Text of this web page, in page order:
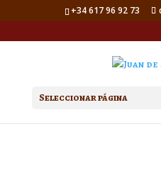
+34 617 96 92 73
Seleccionar página